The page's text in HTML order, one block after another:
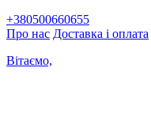
+380500660655
Про нас Доставка і оплата
Вітаємо,